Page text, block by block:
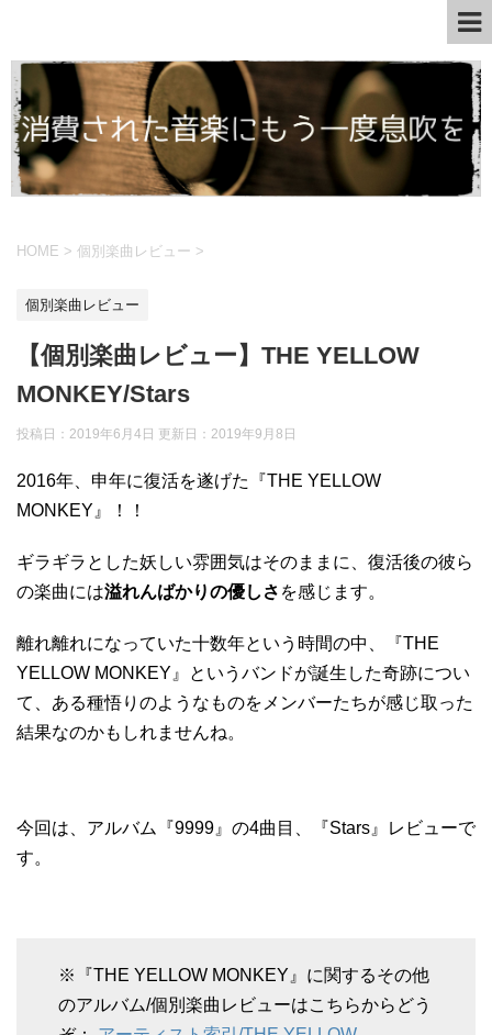
HOME > 個別楽曲レビュー >
個別楽曲レビュー
【個別楽曲レビュー】THE YELLOW
MONKEY/Stars
投稿日：2019年6月4日 更新日： 2019年9月8日
2016年、申年に復活を遂げた『THE YELLOW
MONKEY』！！
ギラギラとした妖しい雰囲気はそのままに、復活後の彼ら
の楽曲には溢れんばかりの優しさ を感じます。
離れ離れになっていた十数年という時間の中、『THE
YELLOW MONKEY』というバンドが誕生した奇跡につい
て、ある種悟りのようなものをメンバーたちが感じ取った
結果なのかもしれませんね。
今回は、アルバム『9999』の4曲目、『Stars』レビューで
す。
※『THE YELLOW MONKEY』に関するその他
のアルバム/個別楽曲レビューはこちらからどう